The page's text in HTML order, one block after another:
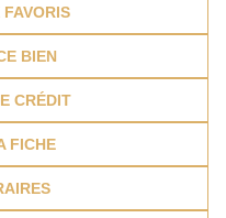
BIEN
CRÉDIT
FICHE